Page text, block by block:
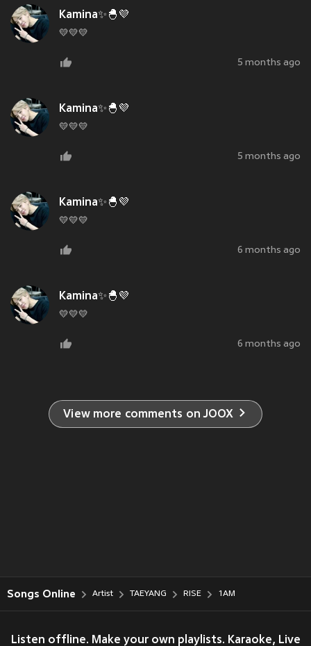
Kamina✨🐣💜
💛💛💛
5 months ago
Kamina✨🐣💜
💛💛💛
5 months ago
Kamina✨🐣💜
💛💛💛
6 months ago
Kamina✨🐣💜
💛💛💛
6 months ago
View more comments on JOOX
Songs Online Artist TAEYANG RISE 1AM
Listen offline. Make your own playlists. Karaoke, Live